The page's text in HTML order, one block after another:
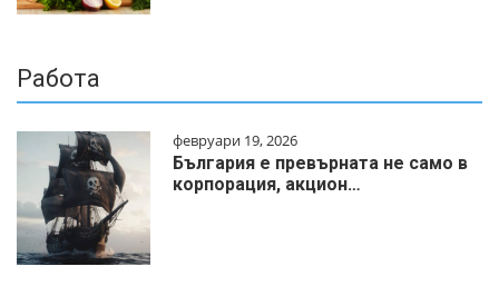
Работа
февруари 19, 2026
България е превърната не само в
корпорация, акцион…